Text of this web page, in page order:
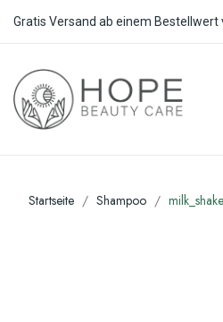
Gratis Versand ab einem Bestellwert
Startseite Shampoo